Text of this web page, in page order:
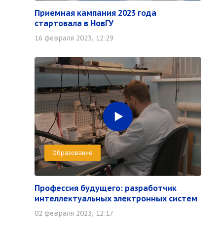
В ОРДИНАТУРУ
Приемная кампания 2023 года
стартовала в НовГУ
16 февраля 2023, 12:29
Образование
Профессия будущего: разработчик
интеллектуальных электронных систем
02 февраля 2023, 12:17